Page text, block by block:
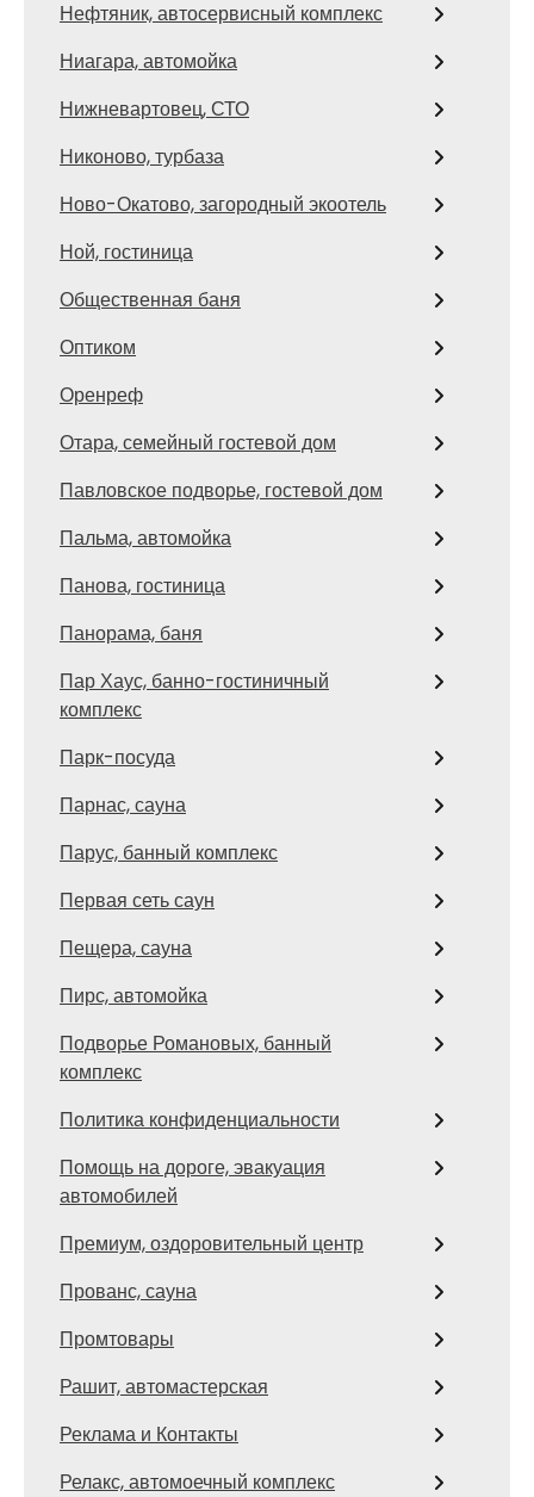
Нефтяник, автосервисный комплекс
Ниагара, автомойка
Нижневартовец, СТО
Никоново, турбаза
Ново-Окатово, загородный экоотель
Ной, гостиница
Общественная баня
Оптиком
Оренреф
Отара, семейный гостевой дом
Павловское подворье, гостевой дом
Пальма, автомойка
Панова, гостиница
Панорама, баня
Пар Хаус, банно-гостиничный
комплекс
Парк-посуда
Парнас, сауна
Парус, банный комплекс
Первая сеть саун
Пещера, сауна
Пирс, автомойка
Подворье Романовых, банный
комплекс
Политика конфиденциальности
Помощь на дороге, эвакуация
автомобилей
Премиум, оздоровительный центр
Прованс, сауна
Промтовары
Рашит, автомастерская
Реклама и Контакты
Релакс, автомоечный комплекс